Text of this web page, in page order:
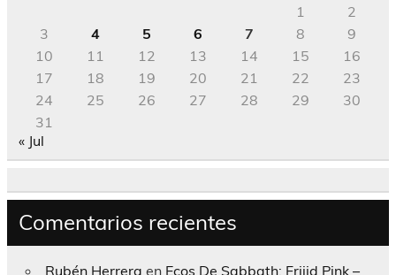
1
2
3
4 5 6 7 8
9
10
11 12 13 14 15
16
17
18 19 20 21 22
23
24
25 26 27 28 29
30
31
« Jul
Comentarios recientes
Rubén Herrera en Ecos De Sabbath; Frijid Pink –